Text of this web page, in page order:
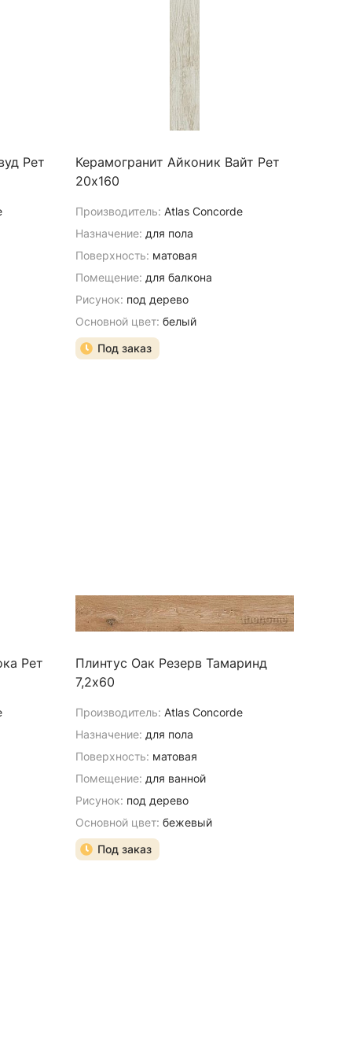
Рет
Керамогранит Айконик Вайт Рет
20х160
Производитель: Atlas Concorde
Назначение: для пола
Поверхность: матовая
Помещение: для балкона
Рисунок: под дерево
Основной цвет: белый
Под заказ
Рет
Плинтус Оак Резерв Тамаринд
7,2х60
Производитель: Atlas Concorde
Назначение: для пола
Поверхность: матовая
Помещение: для ванной
Рисунок: под дерево
Основной цвет: бежевый
Под заказ